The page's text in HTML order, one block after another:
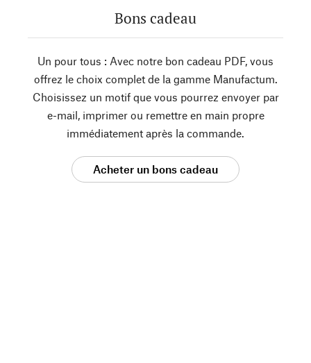
Bons cadeau
Un pour tous : Avec notre bon cadeau PDF, vous
offrez le choix complet de la gamme Manufactum.
Choisissez un motif que vous pourrez envoyer par
e-mail, imprimer ou remettre en main propre
immédiatement après la commande.
Acheter un bons cadeau